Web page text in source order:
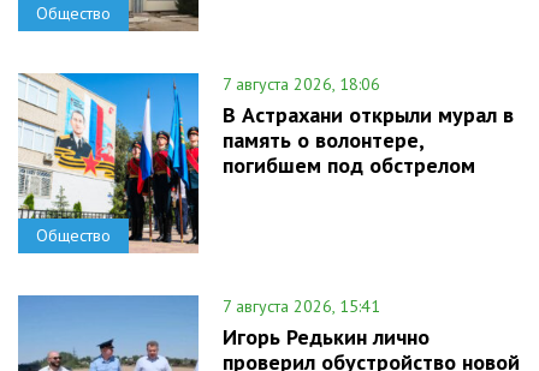
Общество
Общество
7 августа 2026, 18:06
В Астрахани открыли мурал в
память о волонтере,
погибшем под обстрелом
7 августа 2026, 15:41
Игорь Редькин лично
проверил обустройство новой